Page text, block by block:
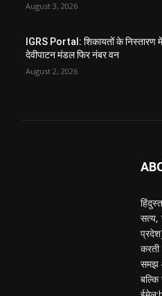
August 3, 2026
IGRS Portal: शिकायतों के निस्तारण
देवीपाटन मंडल फिर नंबर वन
August 2, 2026
सत्य,
करती
समझ
बल्कि